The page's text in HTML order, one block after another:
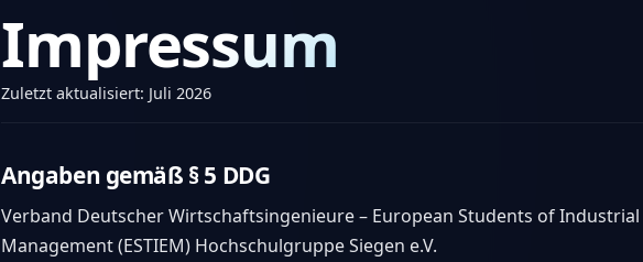
Impressum
Zuletzt aktualisiert: Juli 2026
Angaben gemäß § 5 DDG
Verband Deutscher Wirtschaftsingenieure – European Students of
Management (ESTIEM) Hochschulgruppe Siegen e.V.